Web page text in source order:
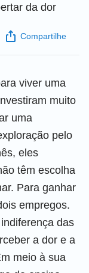
da dor
Compartilhe
viver uma
muito
uma
pelo
eles
têm escolha
Para ganhar
empregos.
das
a dor e a
meio à sua